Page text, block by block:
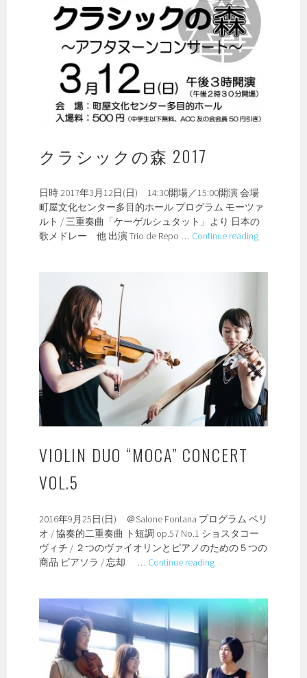
クラシックの森 2017
日時 2017年3月12日(日) 14:30開場／15:00開演 会場
町屋文化センター多目的ホール プログラム モーツァ
ルト / 三重奏曲「ケーゲルシュタット」より 日本の
歌メドレー 他 出演 Trio de Repo … Continue readingク
VIOLIN DUO “MOCA” CONCERT
VOL.5
2016年9月25日(日) ＠Salone Fontana プログラム ベリ
オ / 協奏的二重奏曲 ト短調 op.57 No.1 ショスタコー
ヴィチ / ２つのヴァイオリンとピアノのための５つの
商品 ピアソラ / 忘却 … Continue readingViolin
vol.5